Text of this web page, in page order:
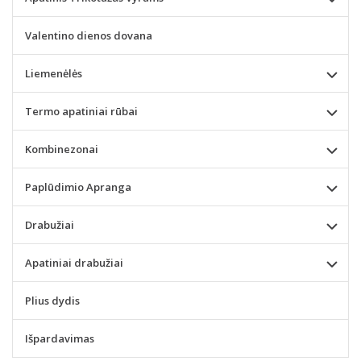
Valentino dienos dovana
Liemenėlės
Termo apatiniai rūbai
Kombinezonai
Paplūdimio Apranga
Drabužiai
Apatiniai drabužiai
Plius dydis
Išpardavimas